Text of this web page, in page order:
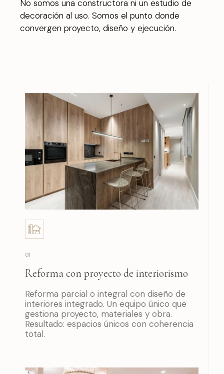
No somos una constructora ni un estudio de
decoración al uso. Somos el punto donde
convergen proyecto, diseño y ejecución.
01
Reforma con proyecto de interiorismo
Reforma parcial o integral con diseño de
interiores integrado. Un equipo único que
gestiona proyecto, materiales y obra.
Resultado: espacios únicos con coherencia
total.